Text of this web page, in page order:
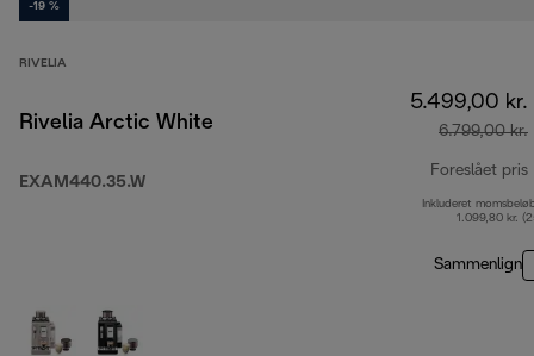
-19 %
RIVELIA
Rivelia Arctic White
EXAM440.35.W
5.499,00 kr.
6.799,00 kr.
Foreslået pris
Inkluderet
1.099,80 kr.
Sammenlign